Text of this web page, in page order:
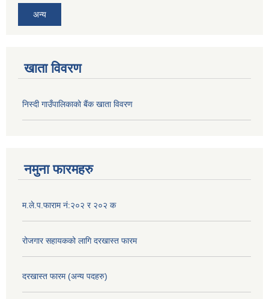
अन्य
खाता विवरण
निस्दी गाउँपालिकाको बैंक खाता विवरण
नमुना फारमहरु
म.ले.प.फाराम नं:२०२ र २०२ क
रोजगार सहायकको लागि दरखास्त फारम
दरखास्त फारम (अन्य पदहरु)